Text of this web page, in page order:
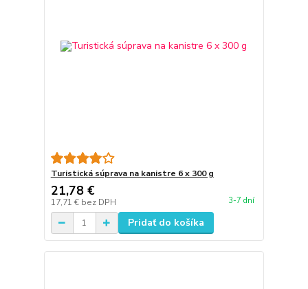
Turistická súprava na kanistre 6 x 300 g
21,78 €
17,71 € bez DPH 3-7 dní
Pridať do košíka